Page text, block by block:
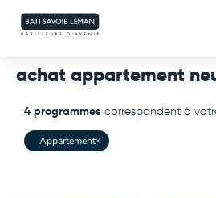
achat appartement
4 programmes correspondent à
Appartement